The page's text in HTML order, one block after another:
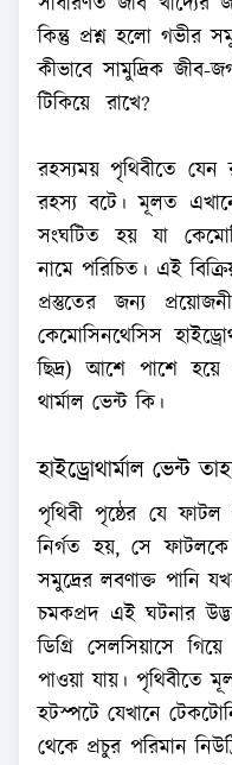
কিন্তু প্রশ্ন হলো গভীর
কীভাবে সামুদ্রিক জীব-
টিকিয়ে রাখে?
রহস্যময় পৃথিবীতে
রহস্য বটে। মূলত
সংঘটিত হয় যা
নামে পরিচিত। এই
প্রস্তুতের জন্য
কেমোসিনথেসিস
ছিদ্র) আশে পাশে
থার্মাল ভেন্ট কি।
হাইড্রোথার্মাল ভেন্ট
পৃথিবী পৃষ্ঠের যে
নির্গত হয়, সে ফাটলকে
সমুদ্রের লবণাক্ত পানি
চমকপ্রদ এই ঘটনার
ডিগ্রি সেলসিয়াসে
পাওয়া যায়। পৃথিবীতে
হটস্পটে যেখানে
থেকে প্রচুর পরিমান